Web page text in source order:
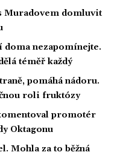
Muradovem domluvit
doma nezapomínejte.
téměř každý
pomáhá nádoru.
roli fruktózy
promotér
Oktagonu
Mohla za to běžná